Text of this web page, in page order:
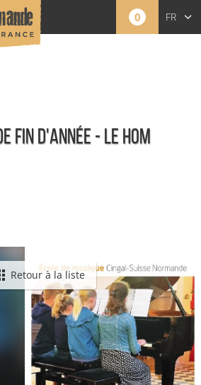
0 FR
FIN D'ANNÉE - LE HOM
Retour à la liste